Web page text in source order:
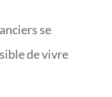
se
de vivre